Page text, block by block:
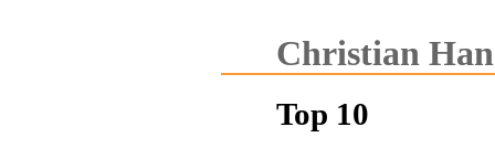
Christian
Top 10